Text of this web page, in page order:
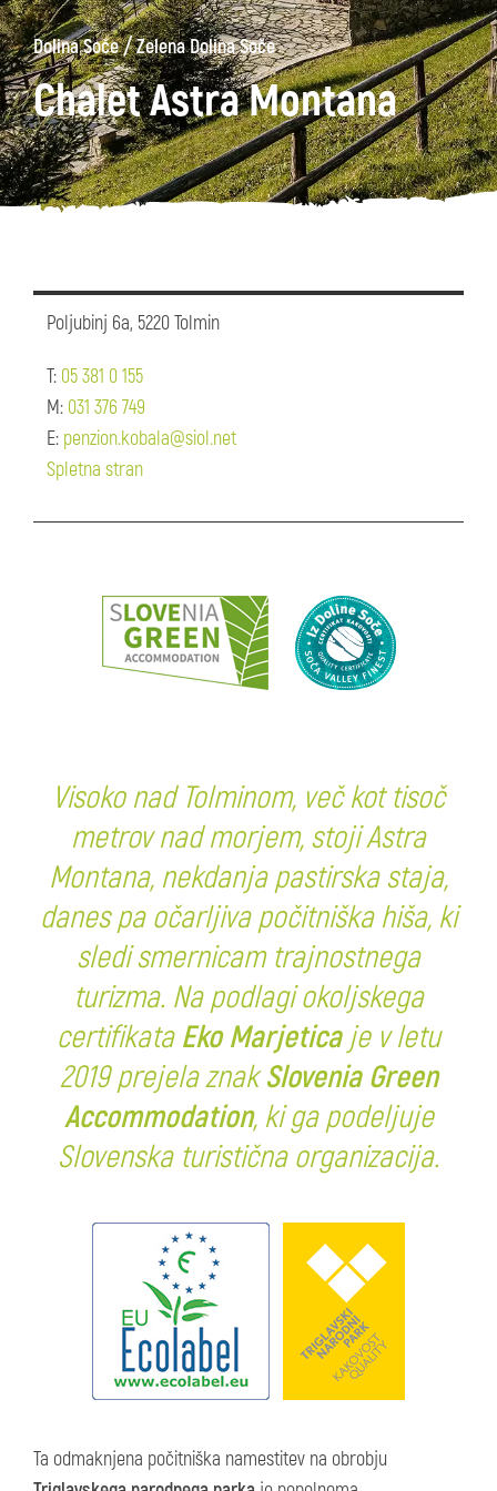
Dolina Soče/Zelena Dolina Soče
Chalet Astra Montana
Poljubinj 6a, 5220 Tolmin
T: 05 381 0 155
M: 031 376 749
E: penzion.kobala@siol.net
Spletna stran
Visoko nad Tolminom, več kot tisoč
metrov nad morjem, stoji Astra
Montana, nekdanja pastirska staja,
danes pa očarljiva počitniška hiša, ki
sledi smernicam trajnostnega
turizma. Na podlagi okoljskega
certifikata Eko Marjeticaje v letu
2019 prejela znakSlovenia Green
Accommodation, ki ga podeljuje
Slovenska turistična organizacija.
Ta odmaknjena počitniška namestitev na obrobju